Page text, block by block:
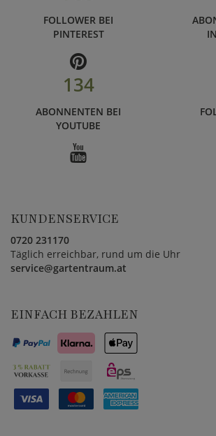
FOLLOWER BEI
PINTEREST
134
ABONNENTEN BEI
YOUTUBE
KUNDENSERVICE
0720 231170
Täglich erreichbar, rund um die Uhr
service@gartentraum.at
EINFACH BEZAHLEN